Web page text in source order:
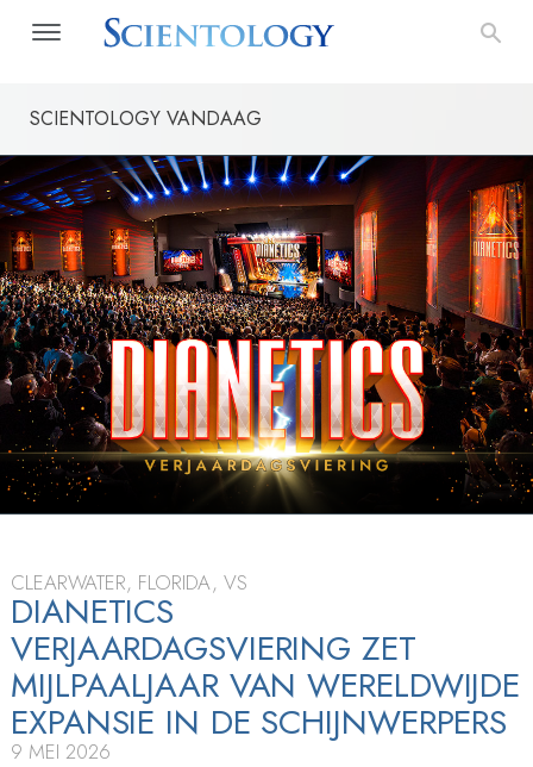
SCIENTOLOGY VANDAAG
CLEARWATER, FLORIDA, VS
DIANETICS
VERJAARDAGSVIERING ZET
MIJLPAALJAAR VAN WERELDWIJDE
EXPANSIE IN DE SCHIJNWERPERS
9 MEI 2026